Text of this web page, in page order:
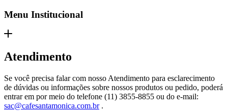
Menu Institucional
Atendimento
Se você precisa falar com nosso Atendimento para esclarecimento
de dúvidas ou informações sobre nossos produtos ou pedido, poderá
entrar em por meio do telefone (11) 3855-8855 ou do e-mail:
sac@cafesantamonica.com.br.